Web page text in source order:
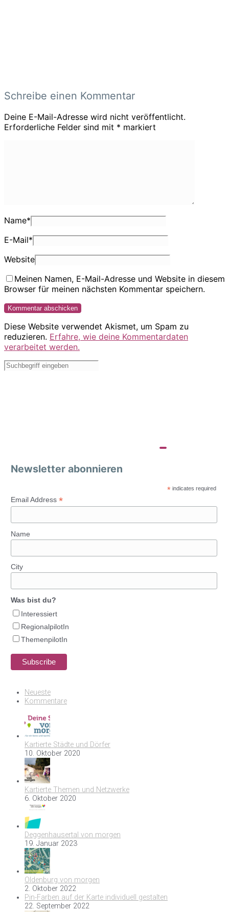
Schreibe einen Kommentar
Deine E-Mail-Adresse wird nicht veröffentlicht.
Erforderliche Felder sind mit * markiert
Name*
E-Mail*
Website
Meinen Namen, E-Mail-Adresse und Website in diesem
Browser für meinen nächsten Kommentar speichern.
Diese Website verwendet Akismet, um Spam zu
reduzieren. Erfahre, wie deine Kommentardaten
verarbeitet werden.
Newsletter abonnieren
* indicates required
Email Address *
Name
City
Was bist du?
Interessiert
RegionalpilotIn
ThemenpilotIn
Neueste
Kommentare
Kartierte Städte und Dörfer
10. Oktober 2020
Kartierte Themen und Netzwerke
6. Oktober 2020
Deggenhausertal von morgen
19. Januar 2023
Oldenburg von morgen
2. Oktober 2022
Pin-Farben auf der Karte individuell gestalten
22. September 2022